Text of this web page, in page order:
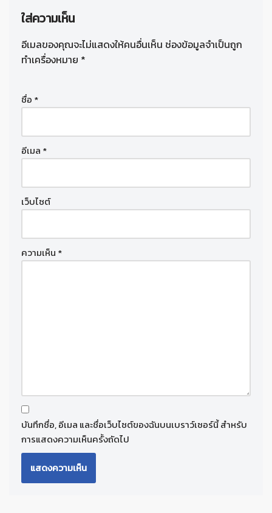
ใส่ความเห็น
อีเมลของคุณจะไม่แสดงให้คนอื่นเห็น ช่องข้อมูลจำเป็นถูก
ทำเครื่องหมาย *
ชื่อ *
อีเมล *
เว็บไซต์
ความเห็น *
บันทึกชื่อ, อีเมล และชื่อเว็บไซต์ของฉันบนเบราว์เซอร์นี้ สำหรับ
การแสดงความเห็นครั้งถัดไป